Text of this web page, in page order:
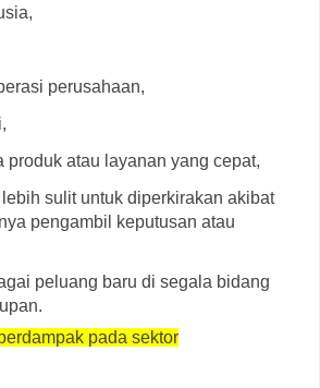
perusahaan,
produk atau layanan yang cepat,
sulit untuk diperkirakan akibat
pengambil keputusan atau
peluang baru di segala bidang
pada sektor